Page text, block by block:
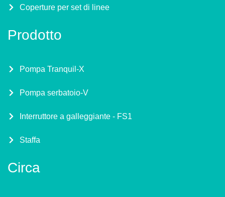
Coperture per set di linee
Prodotto
Pompa Tranquil-X
Pompa serbatoio-V
Interruttore a galleggiante - FS1
Staffa
Circa